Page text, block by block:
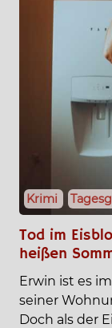
Krimi
Tod im
heißen
Erwin ist es
seiner
Doch als der